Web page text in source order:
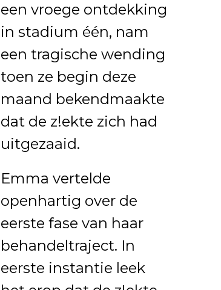
een vroege ontdekking
in stadium één, nam
een tragische wending
toen ze begin deze
maand bekendmaakte
dat de z!ekte zich had
uitgezaaid.
Emma vertelde
openhartig over de
eerste fase van haar
behandeltraject. In
eerste instantie leek